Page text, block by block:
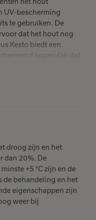
UV-bescherming
te gebruiken. De
dat het hout nog
Kesto biedt een
oppervlak dat
droog zijn en het
dan 20%. De
+5 °C zijn en de
behandeling en het
eigenschappen zijn
weer bij